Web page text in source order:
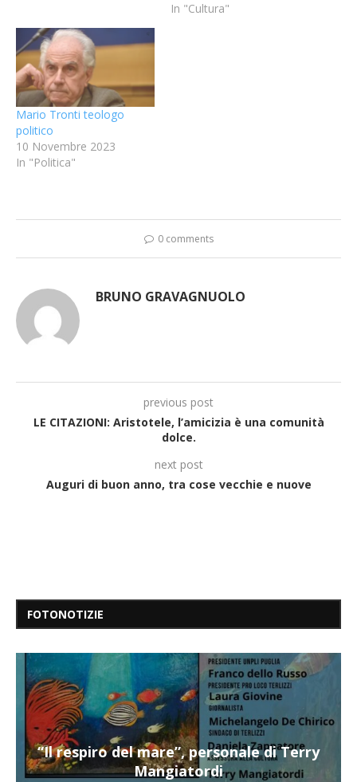
In "Cultura"
Mario Tronti teologo
politico
10 Novembre 2023
In "Politica"
0 comments
BRUNO GRAVAGNUOLO
previous post
LE CITAZIONI: Aristotele, l’amicizia è una comunità
dolce.
next post
Auguri di buon anno, tra cose vecchie e nuove
FOTONOTIZIE
“Il respiro del mare”, personale di Terry
Mangiatordi